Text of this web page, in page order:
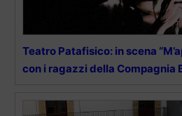
Teatro Patafisico: in scena
con i ragazzi della Compagnia